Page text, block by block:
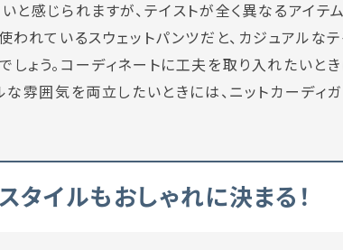
と感じられますが、テイストが全く異なるアイテ
われているスウェットパンツだと、カジュアルな
ょう。コーディネートに工夫を取り入れたいと
な雰囲気を両立したいときには、ニットカーディ
タイルもおしゃれに決まる！